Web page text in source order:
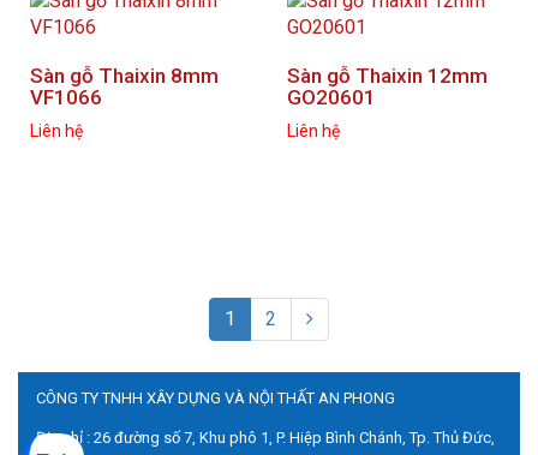
Sàn gỗ Thaixin 8mm
VF1066
Liên hệ
Sàn gỗ Thaixin 12mm
GO20601
Liên hệ
1 2
CÔNG TY TNHH XÂY DỰNG VÀ NỘI THẤT AN PHONG
Địa chỉ : 26 đường số 7, Khu phô 1, P. Hiệp Bình Chánh, Tp. Thủ Đức,